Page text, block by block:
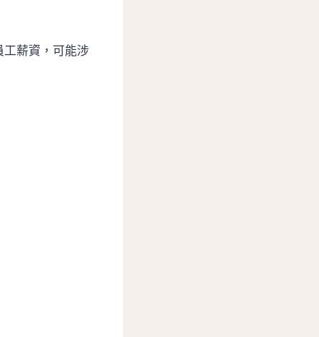
工薪資，可能涉